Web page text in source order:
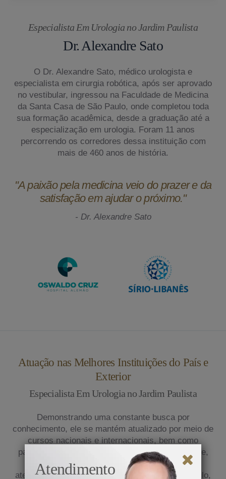
Especialista Em Urologia no Jardim Paulista
Dr. Alexandre Sato
O Dr. Alexandre Sato, médico urologista e
especialista em cirurgia robótica, após ser aprovado
no vestibular, ingressou na Faculdade de Medicina
da Santa Casa de São Paulo, onde completou toda
sua formação acadêmica, desde a graduação até a
especialização em urologia. Foram 11 anos
percorrendo os corredores dessa instituição com
mais de 460 anos de história.
"A paixão pela medicina veio do prazer e da
satisfação em ajudar o próximo."
- Dr. Alexandre Sato
Atuação nas Melhores Instituições do País e
Exterior
Especialista Em Urologia no Jardim Paulista
Demonstrando uma constante busca por
conhecimento, ele se mantém atualizado por meio de
cursos nacionais e internacionais, bem como
participação em congressos médicos. Atualmente,
exerce sua prática na clínica privada e presta
atendimento em renomados hospitais de São Paulo,
Atendimento